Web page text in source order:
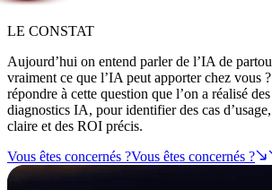
LE CONSTAT
Aujourd’hui on entend parler de l’IA de
vraiment ce que l’IA peut apporter chez vous
répondre à cette question que l’on a réalisé
diagnostics IA, pour identifier des cas
claire et des ROI précis.
Vous êtes concernés ?Vous êtes concernés ?